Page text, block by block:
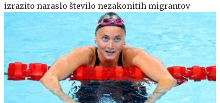
izrazito naraslo število nezakonitih migrantov